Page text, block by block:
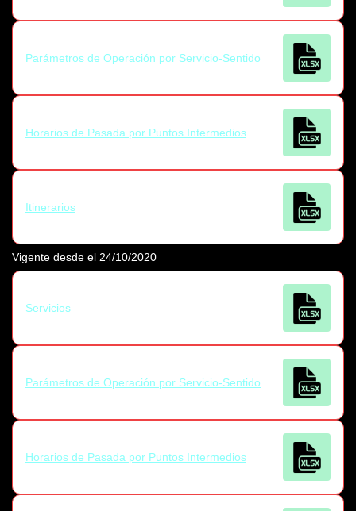
Parámetros de Operación por Servicio-Sentido
Horarios de Pasada por Puntos Intermedios
Itinerarios
Vigente desde el 24/10/2020
Servicios
Parámetros de Operación por Servicio-Sentido
Horarios de Pasada por Puntos Intermedios